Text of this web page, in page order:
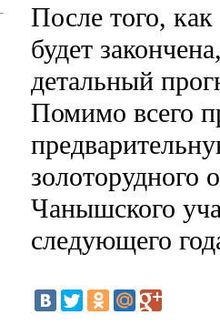
После того,
будет
детальный
Помимо всего
золоторудного
Чанышского
следующего